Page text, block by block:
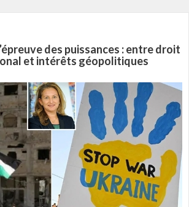
des puissances : entre droit
et intérêts géopolitiques